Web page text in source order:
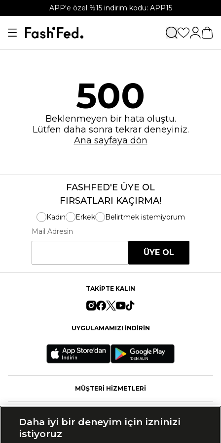
APP'e özel %15 indirim kodu: APP15
500
Beklenmeyen bir hata oluştu.
Lütfen daha sonra tekrar deneyiniz.
Ana sayfaya dön
FASHFED'E ÜYE OL
FIRSATLARI KAÇIRMA!
Kadın Erkek
Belirtmek istemiyorum
Mail Adresin
ÜYE OL
TAKİPTE KALIN
UYGULAMAMIZI İNDİRİN
MÜŞTERİ HİZMETLERİ
Daha iyi bir deneyim için izninizi
istiyoruz